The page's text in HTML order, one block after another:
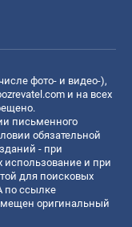
фото- и видео-),
и на всех
письменного
обязательной
- при
использование и при
для поисковых
по ссылке
оригинальный